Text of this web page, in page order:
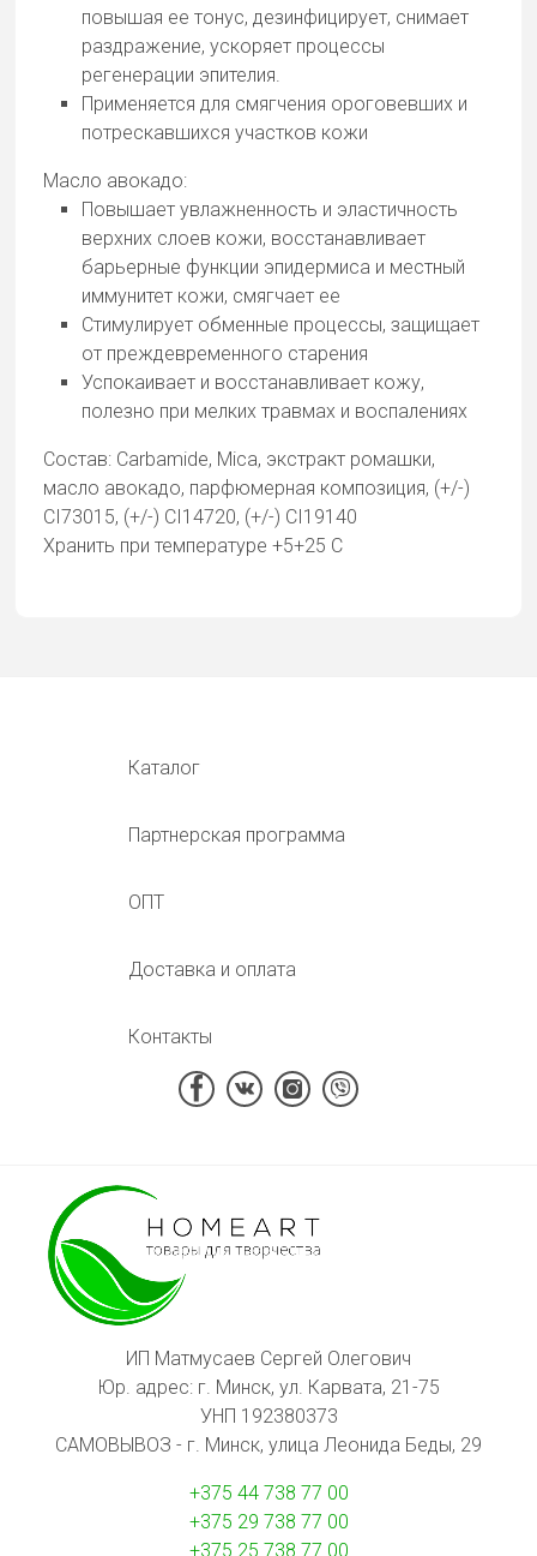
повышая ее тонус, дезинфицирует, снимает
раздражение, ускоряет процессы
регенерации эпителия.
Применяется для смягчения ороговевших и
потрескавшихся участков кожи
Масло авокадо:
Повышает увлажненность и эластичность
верхних слоев кожи, восстанавливает
барьерные функции эпидермиса и местный
иммунитет кожи, смягчает ее
Стимулирует обменные процессы, защищает
от преждевременного старения
Успокаивает и восстанавливает кожу,
полезно при мелких травмах и воспалениях
Состав: Carbamide, Mica, экстракт ромашки,
масло авокадо, парфюмерная композиция, (+/-)
CI73015, (+/-) CI14720, (+/-) CI19140
Хранить при температуре +5+25 С
Каталог
Партнерская программа
ОПТ
Доставка и оплата
Контакты
ИП Матмусаев Сергей Олегович
Юр. адрес: г. Минск, ул. Карвата, 21-75
УНП 192380373
САМОВЫВОЗ - г. Минск, улица Леонида Беды, 29
+375 44 738 77 00
+375 29 738 77 00
+375 25 738 77 00